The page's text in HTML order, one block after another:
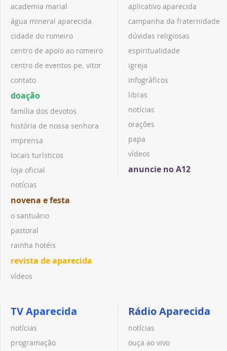
academia marial
água mineral aparecida
cidade do romeiro
centro de apoio ao romeiro
centro de eventos pe. vitor
contato
doação
família dos devotos
história de nossa senhora
imprensa
locais turísticos
loja oficial
notícias
novena e festa
o santuário
pastoral
rainha hotéis
revista de aparecida
vídeos
aplicativo aparecida
campanha da fraternidade
dúvidas religiosas
espiritualidade
igreja
infográficos
libras
notícias
orações
papa
vídeos
anuncie no A12
TV Aparecida
notícias
programação
Rádio Aparecida
notícias
ouça ao vivo